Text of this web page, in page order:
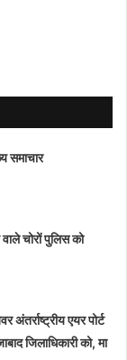
समाचार
चोरों पुलिस को
एयर पोर्ट
जिलाधिकारी को, मा